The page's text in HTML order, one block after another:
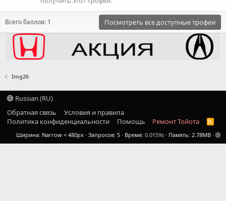
Всего баллов: 1 Посмотреть все доступные трофеи
Img26
Russian (RU)
Обратная связь
Условия и правила
Политика конфиденциальности
Помощь Ремонт Тойота
R
S
Ширина Запросов 5 Время 0.0159s Память 2.78MB